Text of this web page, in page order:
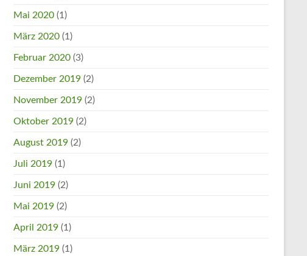
Mai 2020 (1)
März 2020 (1)
Februar 2020 (3)
Dezember 2019 (2)
November 2019 (2)
Oktober 2019 (2)
August 2019 (2)
Juli 2019 (1)
Juni 2019 (2)
Mai 2019 (2)
April 2019 (1)
März 2019 (1)